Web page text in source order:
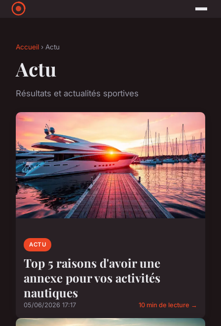
Accueil › Actu
Actu
Résultats et actualités sportives
ACTU
Top 5 raisons d'avoir une
annexe pour vos activités
nautiques
05/06/2026 17:17 10 min de lecture →